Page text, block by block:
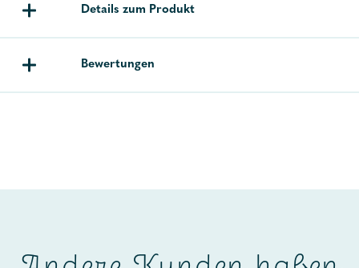
Details zum Produkt
Bewertungen